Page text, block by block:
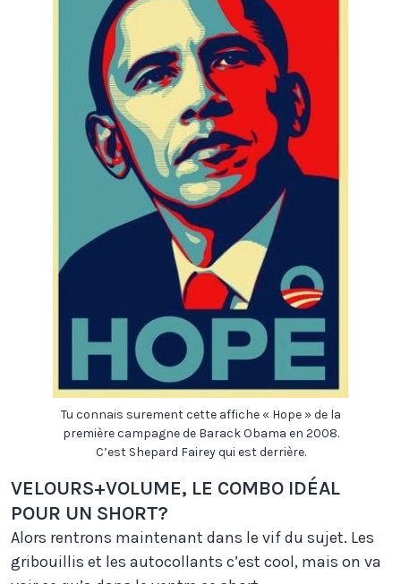
Tu connais surement cette affiche « Hope » de la
première campagne de Barack Obama en 2008.
C’est Shepard Fairey qui est derrière.
VELOURS+VOLUME, LE COMBO IDÉAL
POUR UN SHORT?
Alors rentrons maintenant dans le vif du sujet. Les
gribouillis et les autocollants c’est cool, mais on va